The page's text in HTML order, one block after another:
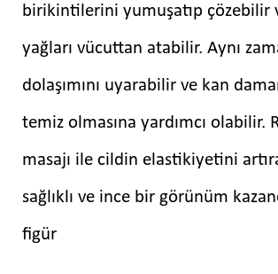
birikintilerini yumuşatıp çözebilir
yağları vücuttan atabilir. Aynı
dolaşımını uyarabilir ve kan
temiz olmasına yardımcı olabilir.
masajı ile cildin elastikiyetini
sağlıklı ve ince bir görünüm
figür